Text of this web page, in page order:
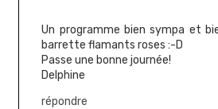
Un programme bien sympa et
barrette flamants roses :-D
Passe une bonne journée!
Delphine
répondre